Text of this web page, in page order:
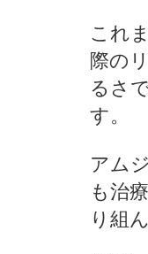
これ
際の
るさ
す。
アム
も治
り組